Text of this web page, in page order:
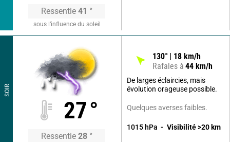
Ressentie 41 °
sous l’influence du soleil
SOIR
27°
Ressentie 28 °
130° 18 km/h
Rafales à 44 km/h
De larges éclaircies, mais
évolution orageuse possible.
Quelques averses faibles.
1015 hPa Visibilité >20 km